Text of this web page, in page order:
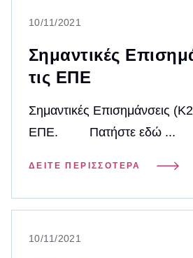
10/11/2021
Σημαντικές
τις ΕΠΕ
Σημαντικές Επισημάνσεις
ΕΠΕ. Πατήστε εδώ ...
ΔΕΊΤΕ ΠΕΡΙΣΣΌΤΕΡΑ
10/11/2021